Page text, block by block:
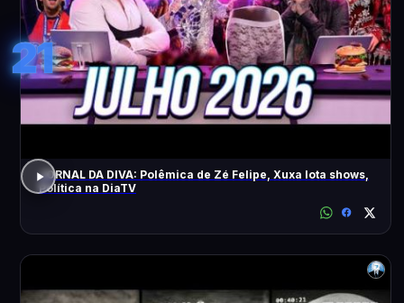
21
JORNAL DA DIVA: Polêmica de Zé Felipe, Xuxa lota shows,
Política na DiaTV